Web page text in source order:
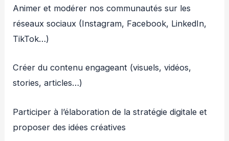
Animer et modérer nos communautés sur les
réseaux sociaux (Instagram, Facebook, LinkedIn,
TikTok…)
Créer du contenu engageant (visuels, vidéos,
stories, articles…)
Participer à l’élaboration de la stratégie digitale et
proposer des idées créatives